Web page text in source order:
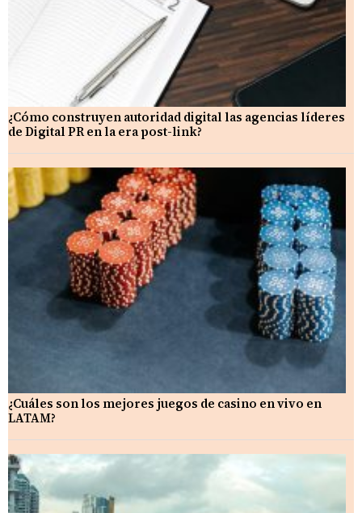
¿Cómo construyen autoridad digital las agencias líderes
de Digital PR en la era post-link?
¿Cuáles son los mejores juegos de casino en vivo en
LATAM?